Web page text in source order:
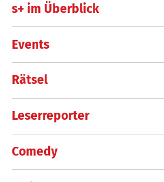
s+ im Überblick
Events
Rätsel
Leserreporter
Comedy